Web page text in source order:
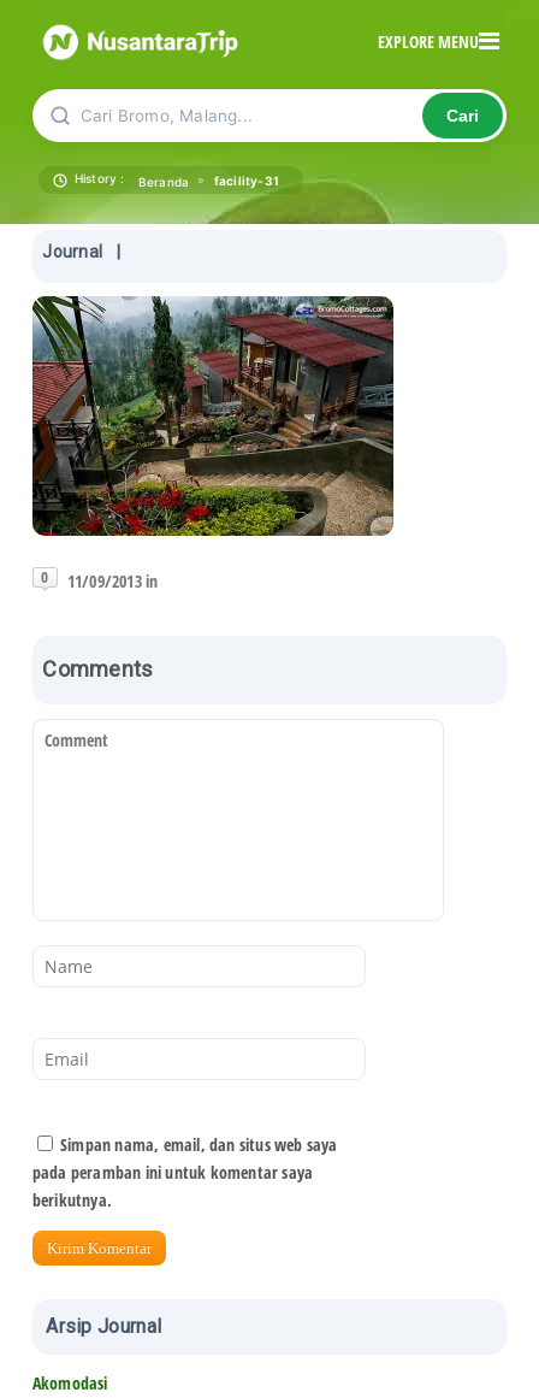
EXPLORE MENU
Cari Bromo, Malang... Cari
History : Beranda » facility-31
Journal
0 11/09/2013 in
Comments
Simpan nama, email, dan situs web saya
pada peramban ini untuk komentar saya
berikutnya.
Arsip Journal
Akomodasi